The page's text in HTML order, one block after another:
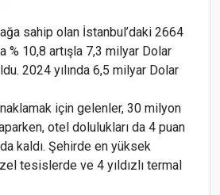
sahip olan İstanbul’daki 2664
% 10,8 artışla 7,3 milyar Dolar
2024 yılında 6,5 milyar Dolar
için gelenler, 30 milyon
otel dolulukları da 4 puan
kaldı. Şehirde en yüksek
tesislerde ve 4 yıldızlı termal